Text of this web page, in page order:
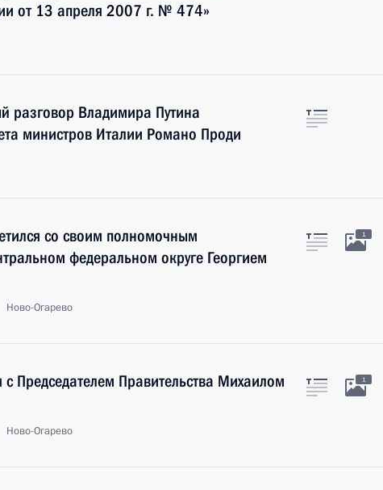
от 13 апреля 2007 г. № 474»
разговор Владимира Путина
министров Италии Романо Проди
со своим полномочным
федеральном округе Георгием
Ново-Огарево
1
с Председателем Правительства Михаилом
Ново-Огарево
1